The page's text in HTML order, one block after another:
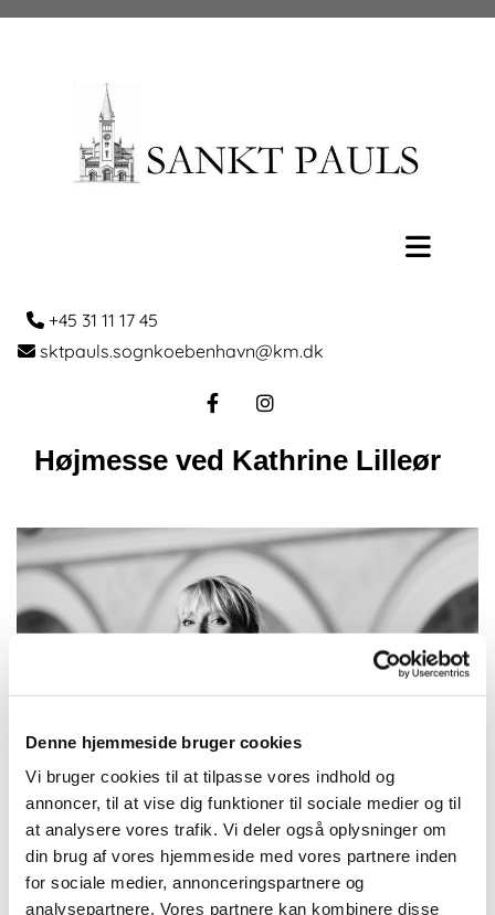
Denne hjemmeside bruger cookies
Vi bruger cookies til at tilpasse vores indhold og
annoncer, til at vise dig funktioner til sociale medier og til
at analysere vores trafik. Vi deler også oplysninger om
din brug af vores hjemmeside med vores partnere inden
for sociale medier, annonceringspartnere og
analysepartnere. Vores partnere kan kombinere disse
 +45 31 11 17 45
 sktpauls.sognkoebenhavn@km.dk
Højmesse ved Kathrine Lilleør
Søndag 9. januar 2028, kl. 10:30